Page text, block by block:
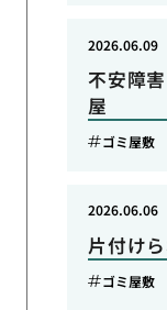
不安障
屋
2026.06.09
ゴミ屋敷
片付け
2026.06.06
ゴミ屋敷